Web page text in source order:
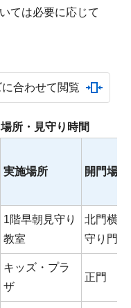
ては必要に応じて
合わせて閲覧
所・見守り時間
実施場所 開門場所
1階早朝見守り
教室
北門横
守り門
キッズ・プラ
ザ
正門